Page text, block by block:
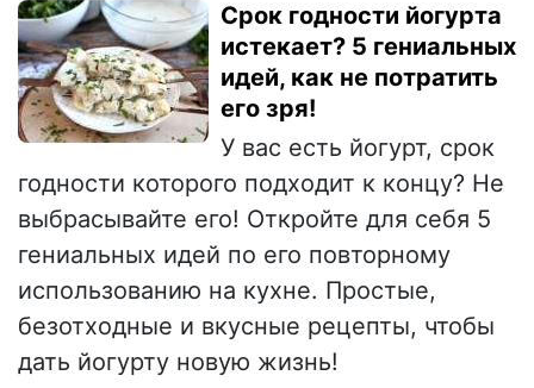
Срок годности йогурта
истекает? 5 гениальных
идей, как не потратить
его зря!
У вас есть йогурт, срок
годности которого подходит к концу? Не
выбрасывайте его! Откройте для себя 5
гениальных идей по его повторному
использованию на кухне. Простые,
безотходные и вкусные рецепты, чтобы
дать йогурту новую жизнь!